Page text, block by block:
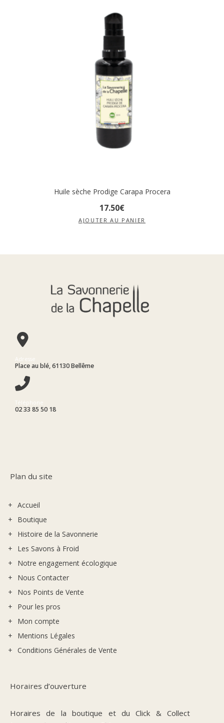
Huile sèche Prodige Carapa Procera
17.50€
AJOUTER AU PANIER
Adresse
Place au blé, 61130 Bellême
Téléphone
02 33 85 50 18
Plan du site
Accueil
Boutique
Histoire de la Savonnerie
Les Savons à Froid
Notre engagement écologique
Nous Contacter
Nos Points de Vente
Pour les pros
Mon compte
Mentions Légales
Conditions Générales de Vente
Horaires d’ouverture
Horaires de la boutique et du Click & Collect